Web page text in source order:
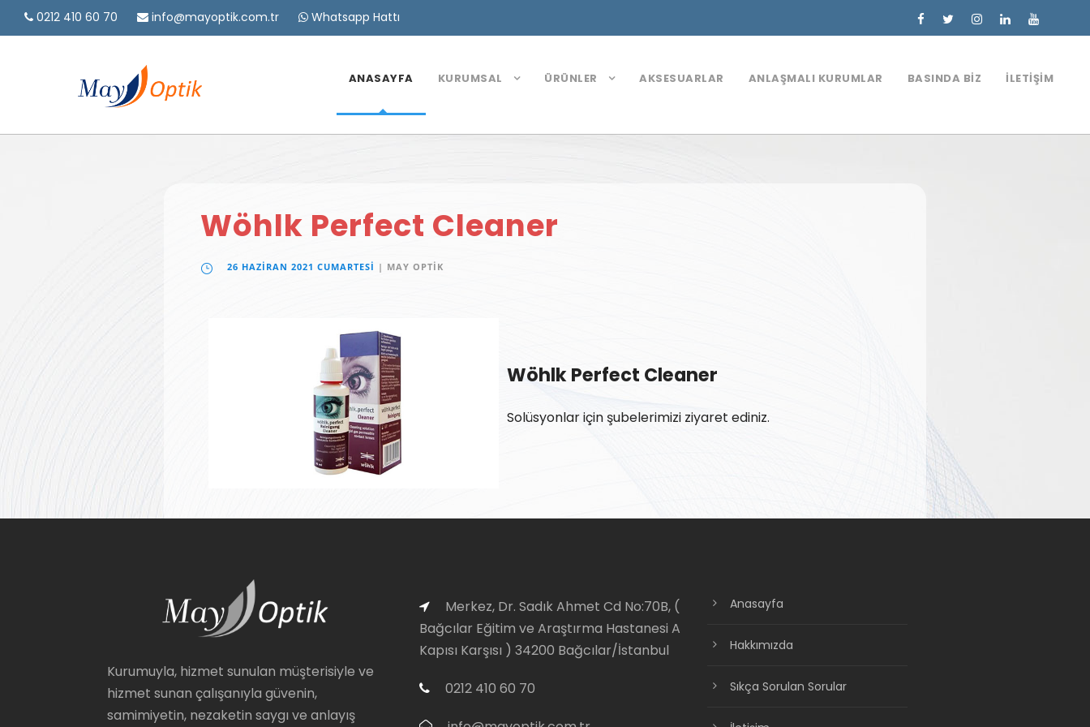
0212 410 60 70 info@mayoptik.com.tr Whatsapp Hattı
ANASAYFA KURUMSAL ÜRÜNLER AKSESUARLAR ANLAŞMALI KURUMLAR BASINDA BIZ İLETIŞIM
Wöhlk Perfect Cleaner
26 HAZIRAN 2021 CUMARTESI | MAY OPTIK
Wöhlk Perfect Cleaner
Solüsyonlar için şubelerimizi ziyaret ediniz.
Kurumuyla, hizmet sunulan müşterisiyle ve
hizmet sunan çalışanıyla güvenin,
samimiyetin, nezaketin saygı ve anlayış
Merkez, Dr. Sadık Ahmet Cd No:70B, (
Bağcılar Eğitim ve Araştırma Hastanesi A
Kapısı Karşısı ) 34200 Bağcılar/İstanbul
0212 410 60 70
Anasayfa
Hakkımızda
Sıkça Sorulan Sorular